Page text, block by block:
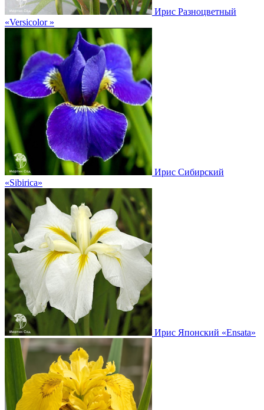
Ирис Разноцветный
«Versicolor »
Ирис Сибирский
«Sibirica»
Ирис Японский «Ensata»